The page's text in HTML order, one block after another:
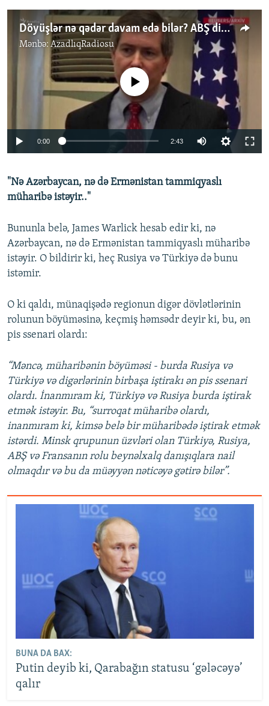
Döyüşlər nə qədər davam edə bilər? ABŞ diplomatı danışır
Mənbə: AzadlıqRadiosu
Auto
720p 1080p
No media source currently available
0:00 2:43
360p
1080p
"Nə Azərbaycan, nə də Ermənistan tammiqyaslı
müharibə istəyir.."​
Bununla belə, James Warlick hesab edir ki, nə
Azərbaycan, nə də Ermənistan tammiqyaslı müharibə
istəyir. O bildirir ki, heç Rusiya və Türkiyə də bunu
istəmir.
O ki qaldı, münaqişədə regionun digər dövlətlərinin
rolunun böyüməsinə, keçmiş həmsədr deyir ki, bu, ən
pis ssenari olardı:
“Məncə, müharibənin böyüməsi - burda Rusiya və
Türkiyə və digərlərinin birbaşa iştirakı ən pis ssenari
olardı. İnanmıram ki, Türkiyə və Rusiya burda iştirak
etmək istəyir. Bu, “surroqat müharibə olardı,
inanmıram ki, kimsə belə bir müharibədə iştirak etmək
istərdi. Minsk qrupunun üzvləri olan Türkiyə, Rusiya,
ABŞ və Fransanın rolu beynəlxalq danışıqlara nail
olmaqdır və bu da müəyyən nəticəyə gətirə bilər”.
BUNA DA BAX:
Putin deyib ki, Qarabağın statusu ‘gələcəyə’
qalır